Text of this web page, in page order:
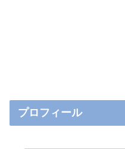
プロフィール